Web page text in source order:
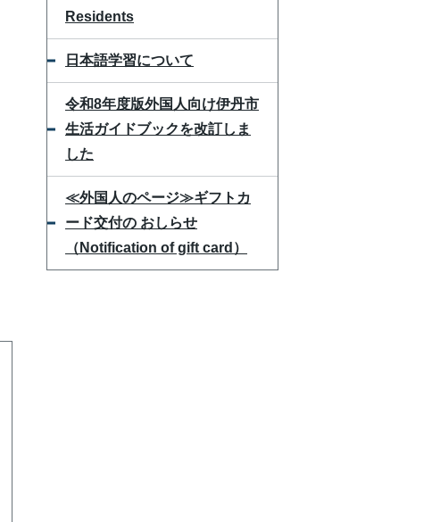
Residents
日本語学習について
令和8年度版外国人向け伊丹市
生活ガイドブックを改訂しま
した
≪外国人のページ≫ギフトカ
ード交付の おしらせ
（Notification of gift card）